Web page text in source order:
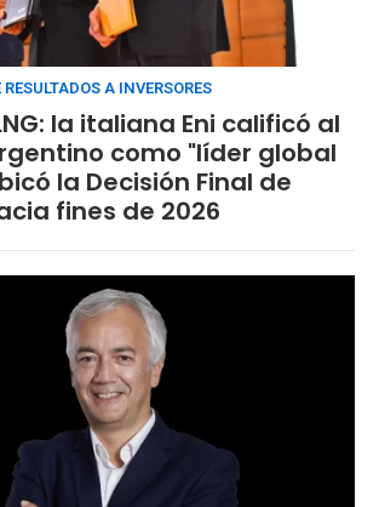
A INVERSORES
la italiana Eni calificó al
como "líder global
la Decisión Final de
fines de 2026